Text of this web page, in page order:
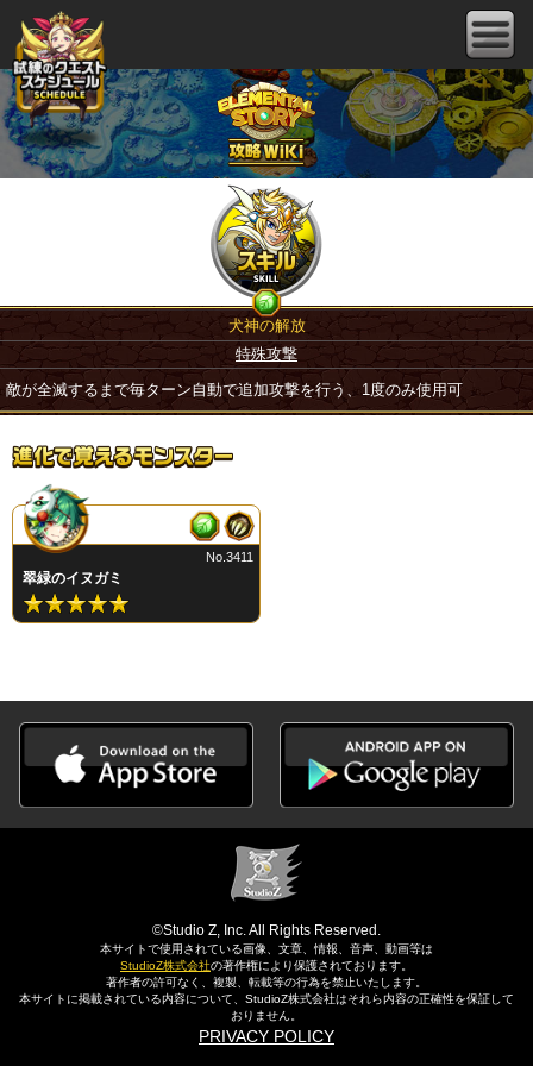
犬神の解放
特殊攻撃
敵が全滅するまで毎ターン自動で追加攻撃を行う、1度のみ使用可
翠緑のイヌガミ
No.3411
©Studio Z, Inc. All Rights Reserved.
本サイトで使用されている画像、文章、情報、音声、動画等は
StudioZ株式会社の著作権により保護されております。
著作者の許可なく、複製、転載等の行為を禁止いたします。
本サイトに掲載されている内容について、StudioZ株式会社はそれら内容の正確性を保証して
おりません。
PRIVACY POLICY